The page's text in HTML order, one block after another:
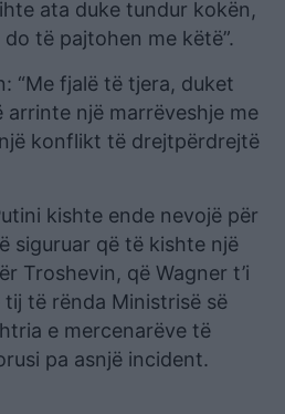
ata duke tundur kokën,
të pajtohen me këtë”.
“Me fjalë të tjera, duket
arrinte një marrëveshje me
konflikt të drejtpërdrejtë
kishte ende nevojë për
siguruar që të kishte një
Troshevin, që Wagner t’i
të rënda Ministrisë së
e mercenarëve të
pa asnjë incident.